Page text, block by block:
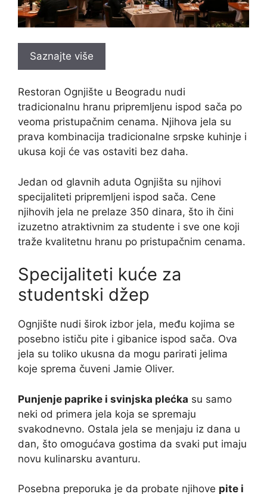
Saznajte više
Restoran Ognjište u Beogradu nudi
tradicionalnu hranu pripremljenu ispod sača po
veoma pristupačnim cenama. Njihova jela su
prava kombinacija tradicionalne srpske kuhinje i
ukusa koji će vas ostaviti bez daha.
Jedan od glavnih aduta Ognjišta su njihovi
specijaliteti pripremljeni ispod sača. Cene
njihovih jela ne prelaze 350 dinara, što ih čini
izuzetno atraktivnim za studente i sve one koji
traže kvalitetnu hranu po pristupačnim cenama.
Specijaliteti kuće za
studentski džep
Ognjište nudi širok izbor jela, među kojima se
posebno ističu pite i gibanice ispod sača. Ova
jela su toliko ukusna da mogu parirati jelima
koje sprema čuveni Jamie Oliver.
Punjenje paprike i svinjska plećka su samo
neki od primera jela koja se spremaju
svakodnevno. Ostala jela se menjaju iz dana u
dan, što omogućava gostima da svaki put imaju
novu kulinarsku avanturu.
Posebna preporuka je da probate njihove pite i